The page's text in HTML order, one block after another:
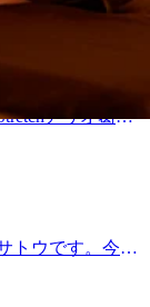
くりほぐして、
アリオ葛西
：50）＜住所＞
式ストレッ
身ストレッ
10：00～21：
川区東葛西9-3-
のご相談ができ
合がございます
と幸いです。ス
す！驚きの気持
して、ゆっくり
住所＞東京都江
の変わり目であ
ことです。丑の
するものだと
食べました！う
新陳代謝を活
日暑いですが栄
ょう！7月25日
タイ古式120
～ご案内可能で
ができます！施
いますので留守
の気持ち良さ！
アリオ葛西
なし
7/31（金）
12：00～、
ト予約にてご確
すので是非ご参
トウです。今日
よる自律神経の